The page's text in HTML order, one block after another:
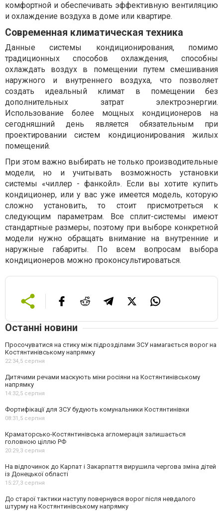
комфортной и обеспечивать эффективную вентиляцию
и охлаждение воздуха в доме или квартире.
Современная климатическая техника
Данные системы кондиционирования, помимо
традиционных способов охлаждения, способны
охлаждать воздух в помещении путем смешивания
наружного и внутреннего воздуха, что позволяет
создать идеальный климат в помещении без
дополнительных затрат электроэнергии.
Использование более мощных кондиционеров на
сегодняшний день является обязательным при
проектировании систем кондиционирования жилых
помещений.
При этом важно выбирать не только производительные
модели, но и учитывать возможность установки
системы «чиллер - фанкойл». Если вы хотите купить
кондиционер, или у вас уже имеется модель, которую
сложно установить, то стоит присмотреться к
следующим параметрам. Все сплит-системы имеют
стандартные размеры, поэтому при выборе конкретной
модели нужно обращать внимание на внутренние и
наружные габариты. По всем вопросам выбора
кондиционеров можно проконсультироваться.
Останні новини
Просочуватися на стику між підрозділами ЗСУ намагається ворог на
Костянтинівському напрямку
22:34,5 серпня
Дитячими речами маскують міни росіяни на Костянтинівському
напрямку
14:32,5 серпня
Фортифікації для ЗСУ будують комунальники Костянтинівки
08:31,5 серпня
Краматорсько-Костянтинівська агломерація залишається
головною ціллю РФ
20:29,3 серпня
На відпочинок до Карпат і Закарпаття вирушила чергова зміна дітей
із Донецької області
15:27,3 серпня
До старої тактики наступу повернувся ворог після невдалого
штурму на Костянтинівському напрямку